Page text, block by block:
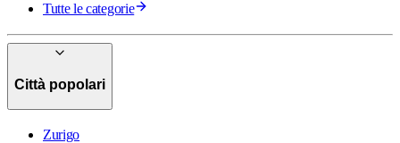
Tutte le categorie
Città popolari
Zurigo